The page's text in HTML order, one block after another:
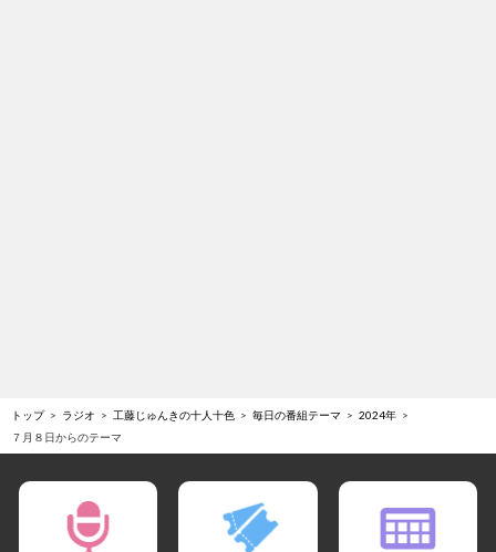
トップ ラジオ 工藤じゅんきの十人十色 毎日の番組テーマ
2024年
７月８日からのテーマ